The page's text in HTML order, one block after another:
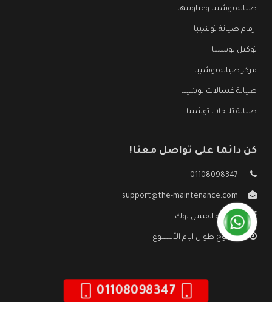
صيانة توشيبا وعناوينها
ارقام صيانة توشيبا
توكيل توشيبا
مركز صيانة توشيبا
صيانة غسالات توشيبا
صيانة ثلاجات توشيبا
كن دائما على تواصل معنا!
01108098347
support@the-maintenance.com
صفحة الفيس بوك
مفتوح طوال ايام الأسبوع
01108098347